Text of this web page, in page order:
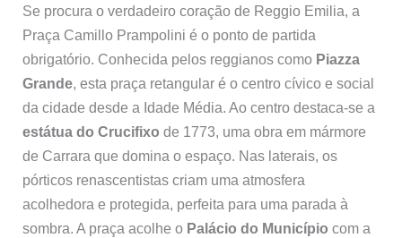
Se procura o verdadeiro coração de Reggio Emilia, a
Praça Camillo Prampolini é o ponto de partida
obrigatório. Conhecida pelos reggianos como Piazza
Grande, esta praça retangular é o centro cívico e social
da cidade desde a Idade Média. Ao centro destaca-se a
estátua do Crucifixo de 1773, uma obra em mármore
de Carrara que domina o espaço. Nas laterais, os
pórticos renascentistas criam uma atmosfera
acolhedora e protegida, perfeita para uma parada à
sombra. A praça acolhe o Palácio do Município com a